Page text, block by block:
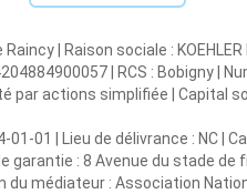
| Raison sociale :
| RCS : Bobigny |
actions simplifiée | Capital
01 | Lieu de délivrance : NC |
garantie : 8 Avenue du stade
du médiateur : Association